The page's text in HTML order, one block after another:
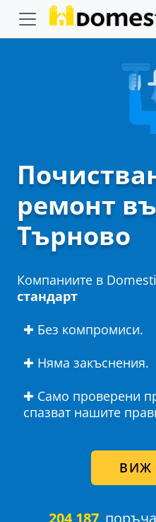
ремонт
Търново
Компаниите в
стандарт
✚ Без компромиси.
✚ Няма закъснения.
✚ Само проверени
спазват нашите
ВИЖ
204 187